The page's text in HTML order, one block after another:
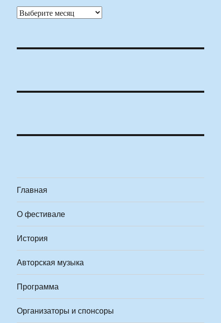
Архивы
Главная
О фестивале
История
Авторская музыка
Программа
Организаторы и спонсоры